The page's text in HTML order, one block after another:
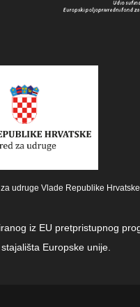
udruge Vlade Republike Hrvatske.
iz EU pretpristupnog
Europske unije.